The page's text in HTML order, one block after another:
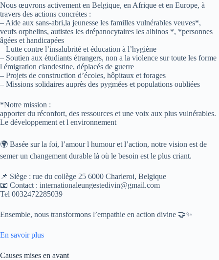
Nous œuvrons activement en Belgique, en Afrique et en Europe, à
travers des actions concrètes :
– Aide aux sans-abri,la jeunesse les familles vulnérables veuves*,
veufs orphelins, autistes les drépanocytaires les albinos *, *personnes
âgées et handicapées
– Lutte contre l’insalubrité et éducation à l’hygiène
– Soutien aux étudiants étrangers, non a la violence sur toute les forme
l émigration clandestine, déplacés de guerre
– Projets de construction d’écoles, hôpitaux et forages
– Missions solidaires auprès des pygmées et populations oubliées
*Notre mission :
apporter du réconfort, des ressources et une voix aux plus vulnérables.
Le développement et l environnement
🌍 Basée sur la foi, l’amour l humour et l’action, notre vision est de
semer un changement durable là où le besoin est le plus criant.
📌 Siège : rue du collège 25 6000 Charleroi, Belgique
📧 Contact : internationaleungestedivin@gmail.com
Tel 0032472285039
Ensemble, nous transformons l’empathie en action divine 🤝✨
En savoir plus
Causes mises en avant